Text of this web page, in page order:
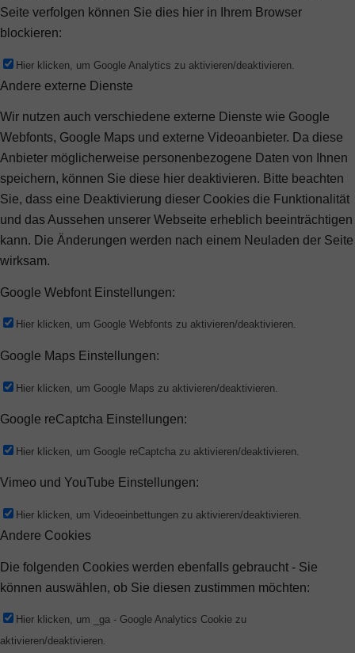
Seite verfolgen können Sie dies hier in Ihrem Browser
blockieren:
Hier klicken, um Google Analytics zu aktivieren/deaktivieren.
Andere externe Dienste
Wir nutzen auch verschiedene externe Dienste wie Google
Webfonts, Google Maps und externe Videoanbieter. Da diese
Anbieter möglicherweise personenbezogene Daten von Ihnen
speichern, können Sie diese hier deaktivieren. Bitte beachten
Sie, dass eine Deaktivierung dieser Cookies die Funktionalität
und das Aussehen unserer Webseite erheblich beeinträchtigen
kann. Die Änderungen werden nach einem Neuladen der Seite
wirksam.
Google Webfont Einstellungen:
Hier klicken, um Google Webfonts zu aktivieren/deaktivieren.
Google Maps Einstellungen:
Hier klicken, um Google Maps zu aktivieren/deaktivieren.
Google reCaptcha Einstellungen:
Hier klicken, um Google reCaptcha zu aktivieren/deaktivieren.
Vimeo und YouTube Einstellungen:
Hier klicken, um Videoeinbettungen zu aktivieren/deaktivieren.
Andere Cookies
Die folgenden Cookies werden ebenfalls gebraucht - Sie
können auswählen, ob Sie diesen zustimmen möchten:
Hier klicken, um _ga - Google Analytics Cookie zu
aktivieren/deaktivieren.